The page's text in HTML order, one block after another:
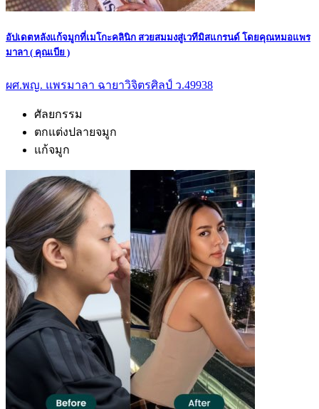
อัปเดตหลังแก้จมูกที่เมโกะคลินิก สวยสมมงสู่เวทีมิสแกรนด์ โดยคุณหมอแพร
มาลา ( คุณเบีย )
ผศ.พญ. แพรมาลา ฉายาวิจิตรศิลป์ ว.49938
ศัลยกรรม
ตกแต่งปลายจมูก
แก้จมูก